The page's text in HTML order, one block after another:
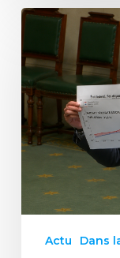
Actu Dans